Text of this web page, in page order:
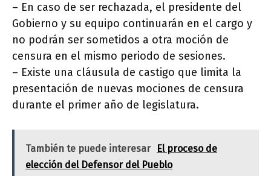
– En caso de ser rechazada, el presidente del
Gobierno y su equipo continuarán en el cargo y
no podrán ser sometidos a otra moción de
censura en el mismo periodo de sesiones.
– Existe una cláusula de castigo que limita la
presentación de nuevas mociones de censura
durante el primer año de legislatura.
También te puede interesar
El proceso de
elección del Defensor del Pueblo